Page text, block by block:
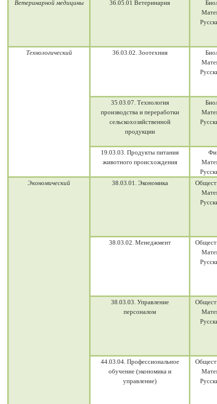
Ветеринарной медицины 36.05.01 Ветеринария
Технологический 36.03.02. Зоотехния
35.03.07. Технология
производства и переработки
сельскохозяйственной
продукции
19.03.03. Продукты питания
животного происхождения
Экономический
38.03.01. Экономика
38.03.02. Менеджмент
38.03.03. Управление
персоналом
44.03.04. Профессиональное
обучение (экономика и
управление)